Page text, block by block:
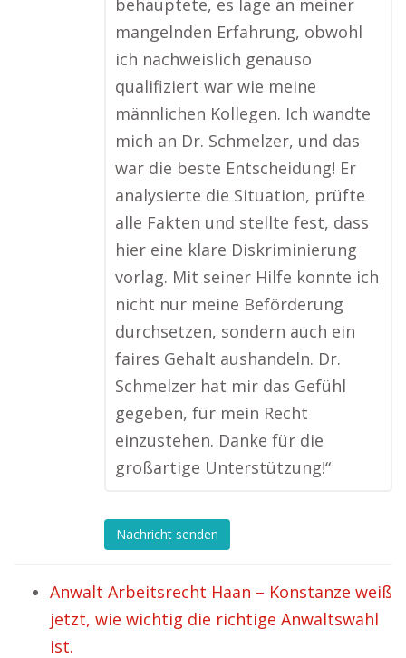
behauptete, es läge an meiner
mangelnden Erfahrung, obwohl
ich nachweislich genauso
qualifiziert war wie meine
männlichen Kollegen. Ich wandte
mich an Dr. Schmelzer, und das
war die beste Entscheidung! Er
analysierte die Situation, prüfte
alle Fakten und stellte fest, dass
hier eine klare Diskriminierung
vorlag. Mit seiner Hilfe konnte ich
nicht nur meine Beförderung
durchsetzen, sondern auch ein
faires Gehalt aushandeln. Dr.
Schmelzer hat mir das Gefühl
gegeben, für mein Recht
einzustehen. Danke für die
großartige Unterstützung!“
Nachricht senden
Anwalt Arbeitsrecht Haan – Konstanze weiß
jetzt, wie wichtig die richtige Anwaltswahl
ist.